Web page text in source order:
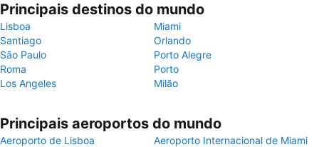
Principais destinos do mundo
Lisboa
Miami
Santiago
Orlando
São Paulo
Porto Alegre
Roma
Porto
Los Angeles
Milão
Principais aeroportos do mundo
Aeroporto de Lisboa
Aeroporto Internacional de Miami